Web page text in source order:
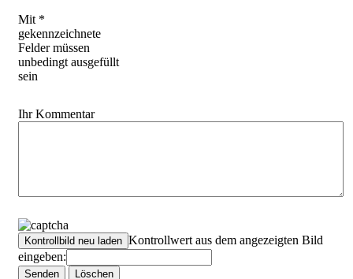
Mit *
gekennzeichnete
Felder müssen
unbedingt ausgefüllt
sein
Ihr Kommentar
Kontrollwert aus dem angezeigten Bild
eingeben: